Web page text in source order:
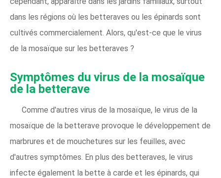
dans les régions où les betteraves ou les épinards sont
cultivés commercialement. Alors, qu'est-ce que le virus
de la mosaïque sur les betteraves ?
Symptômes du virus de la mosaïque
de la betterave
Comme d'autres virus de la mosaïque, le virus de la
mosaïque de la betterave provoque le développement de
marbrures et de mouchetures sur les feuilles, avec
d'autres symptômes. En plus des betteraves, le virus
infecte également la bette à carde et les épinards, qui